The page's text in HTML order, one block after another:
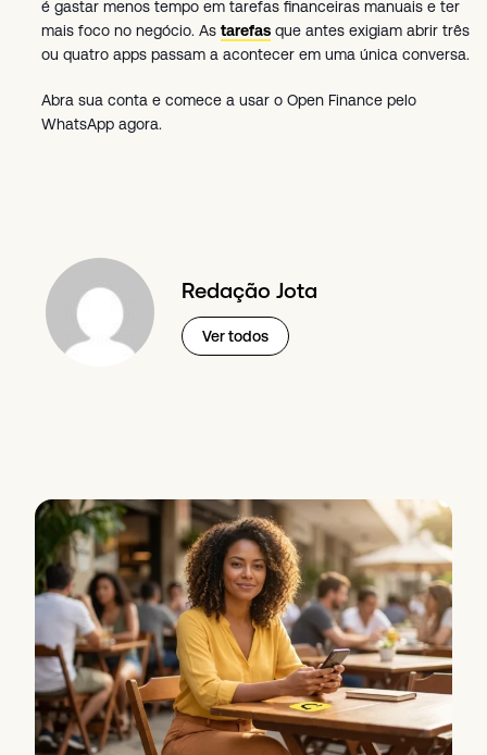
é gastar menos tempo em tarefas financeiras manuais e ter
mais foco no negócio. As tarefas que antes exigiam abrir três
ou quatro apps passam a acontecer em uma única conversa.
Abra sua conta e comece a usar o Open Finance pelo
WhatsApp agora.
Redação Jota
Ver todos